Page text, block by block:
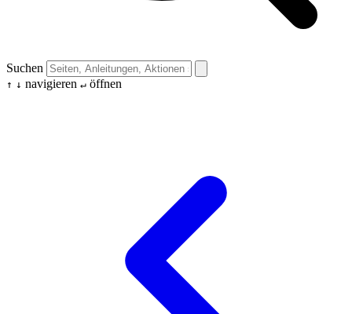
Suchen
↑ ↓ navigieren ↵ öffnen